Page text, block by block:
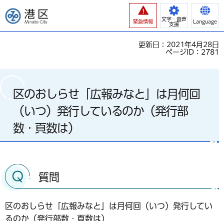
港区
緊急情報
文字・音声
支援
Language
更新日：2021年4月28日
ページID：2781
区のおしらせ「広報みなと」は月何回
（いつ）発行しているのか（発行部
数・頁数は）
質問
区のおしらせ「広報みなと」は月何回（いつ）発行してい
るのか（発行部数・頁数は）